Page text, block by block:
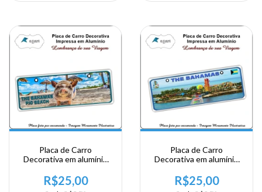
Placa de Carro
Decorativa em alumínio
The Bahamas - Pig Beach
R$25,00
Placa de Carro
Decorativa em alumínio
The Bahamas
R$25,00